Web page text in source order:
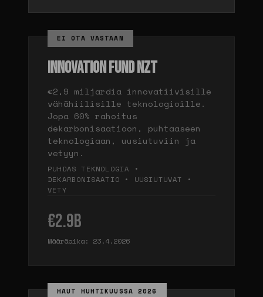
EI OTA VASTAAN
INNOVATION FUND NZT
€2,9 miljardia innovatiivisille
vähähiilisille teknologioille.
Jopa 60% rahoitus
dekarbonisaatioon, puhtaaseen
teknologiaan, uusiutuviin ja
vetyyn.
PUHDAS TEKNOLOGIA •
DEKARBONISAATIO • UUSIUTUVAT •
VETY
€2.9B
Määräaika: 23.4.2026
HAUT HUHTIKUUSSA 2026